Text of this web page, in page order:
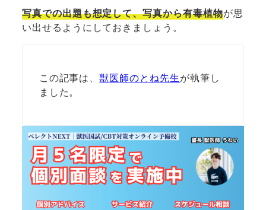
写真での出題も想定して、写真から有毒植物が思
い出せるようにしておきましょう。
この記事は、獣医師のとね先生が執筆し
ました。